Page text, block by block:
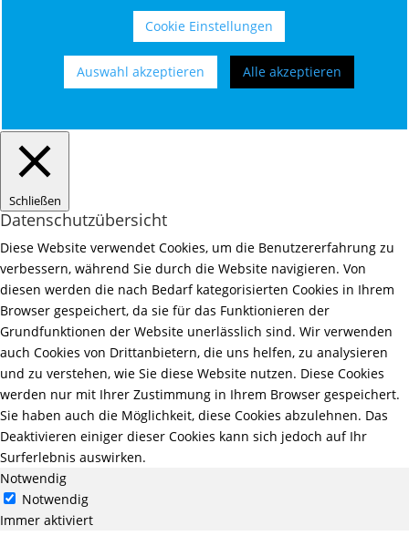
Cookie Einstellungen
Auswahl akzeptieren Alle akzeptieren
Schließen
Datenschutzübersicht
Diese Website verwendet Cookies, um die Benutzererfahrung zu
verbessern, während Sie durch die Website navigieren. Von
diesen werden die nach Bedarf kategorisierten Cookies in Ihrem
Browser gespeichert, da sie für das Funktionieren der
Grundfunktionen der Website unerlässlich sind. Wir verwenden
auch Cookies von Drittanbietern, die uns helfen, zu analysieren
und zu verstehen, wie Sie diese Website nutzen. Diese Cookies
werden nur mit Ihrer Zustimmung in Ihrem Browser gespeichert.
Sie haben auch die Möglichkeit, diese Cookies abzulehnen. Das
Deaktivieren einiger dieser Cookies kann sich jedoch auf Ihr
Surferlebnis auswirken.
Notwendig
Notwendig
Immer aktiviert